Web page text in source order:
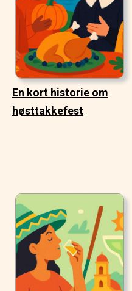
En kort historie om
høsttakkefest